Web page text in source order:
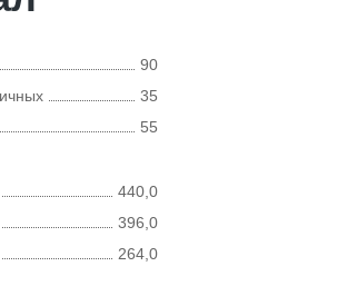
90
35
55
440,0
396,0
264,0